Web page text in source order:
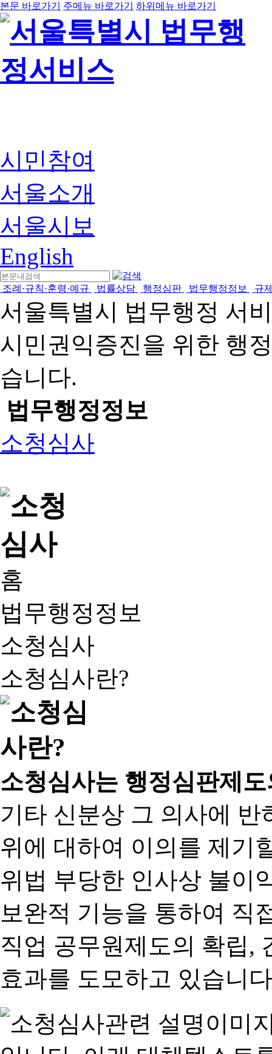
본문 바로가기 주메뉴 바로가기 하위메뉴 바로가기
시민참여
서울소개
서울시보
English
조례·규칙·훈령·예규 법률상담 행정심판 법무행정정보 규
서울특별시 법무행정 서
시민권익증진을 위한 행
습니다.
법무행정정보
소청심사
홈
법무행정정보
소청심사
소청심사란?
소청심사는 행정심판제
기타 신분상 그 의사에
위에 대하여 이의를 제기
위법 부당한 인사상 불이
보완적 기능을 통하여 직
직업 공무원제도의 확립,
효과를 도모하고 있습니